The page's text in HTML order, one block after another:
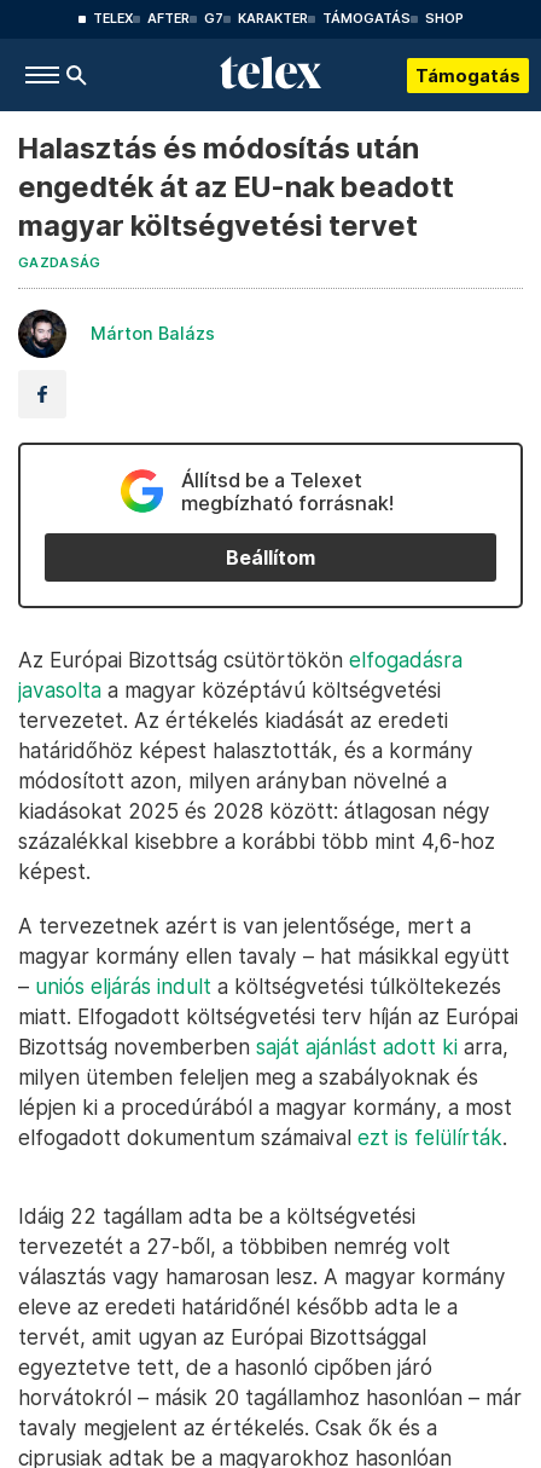
TELEX AFTER G7 KARAKTER TÁMOGATÁS SHOP
Támogatás
Halasztás és módosítás után
engedték át az EU-nak beadott
magyar költségvetési tervet
GAZDASÁG
Márton Balázs
Állítsd be a Telexet
megbízható forrásnak!
Beállítom
Az Európai Bizottság csütörtökön elfogadásra
javasolta a magyar középtávú költségvetési
tervezetet. Az értékelés kiadását az eredeti
határidőhöz képest halasztották, és a kormány
módosított azon, milyen arányban növelné a
kiadásokat 2025 és 2028 között: átlagosan négy
százalékkal kisebbre a korábbi több mint 4,6-hoz
képest.
A tervezetnek azért is van jelentősége, mert a
magyar kormány ellen tavaly – hat másikkal együtt
– uniós eljárás indult a költségvetési túlköltekezés
miatt. Elfogadott költségvetési terv híján az Európai
Bizottság novemberben saját ajánlást adott ki arra,
milyen ütemben feleljen meg a szabályoknak és
lépjen ki a procedúrából a magyar kormány, a most
elfogadott dokumentum számaival ezt is felülírták.
Idáig 22 tagállam adta be a költségvetési
tervezetét a 27-ből, a többiben nemrég volt
választás vagy hamarosan lesz. A magyar kormány
eleve az eredeti határidőnél később adta le a
tervét, amit ugyan az Európai Bizottsággal
egyeztetve tett, de a hasonló cipőben járó
horvátokról – másik 20 tagállamhoz hasonlóan – már
tavaly megjelent az értékelés. Csak ők és a
ciprusiak adtak be a magyarokhoz hasonlóan